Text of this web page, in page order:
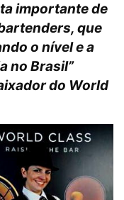
importante de
que
o nível e a
no Brasil”
do World